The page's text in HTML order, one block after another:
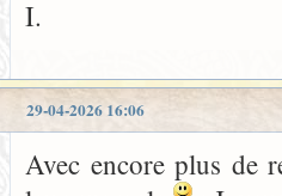
I.
29-04-2026 16:06
Avec encore plus de